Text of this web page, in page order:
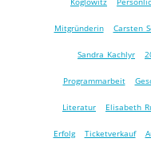
Mitgründerin Carsten
Sandra Kachlyr
Programmarbeit
Literatur Elisabeth
Erfolg Ticketverkauf